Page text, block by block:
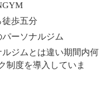
徒歩五分
ーソナルジム
ジムとは違い期間内何
制度を導入していま